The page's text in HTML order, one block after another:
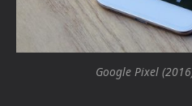
Google Pixel